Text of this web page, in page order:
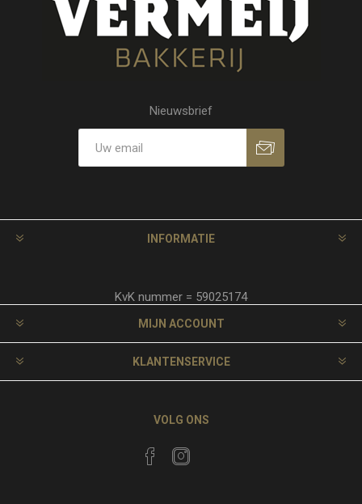
Nieuwsbrief
INFORMATIE
KvK nummer = 59025174
MIJN ACCOUNT
KLANTENSERVICE
VOLG ONS